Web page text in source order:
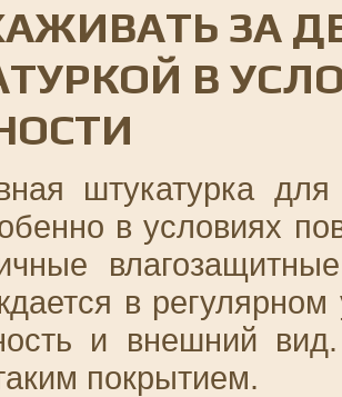
ЗА
В
штукатурка
в условиях
в
и внешний
покрытием.